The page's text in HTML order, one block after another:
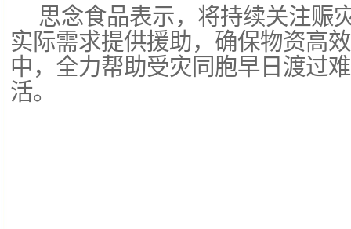
思念食品表示，将持续关注赈
实际需求提供援助，确保物资高
中，全力帮助受灾同胞早日渡过
活。